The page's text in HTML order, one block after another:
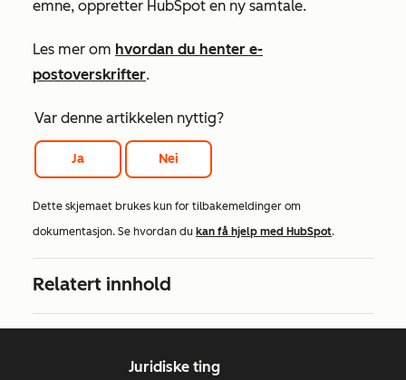
emne, oppretter HubSpot en ny samtale.
Les mer om hvordan du henter e-
postoverskrifter.
Var denne artikkelen nyttig?
Ja Nei
Dette skjemaet brukes kun for tilbakemeldinger om
dokumentasjon. Se hvordan du kan få hjelp med HubSpot.
Relatert innhold
Juridiske ting